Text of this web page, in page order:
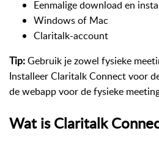
Eenmalige download en
Windows of Mac
Claritalk-account
Tip:Gebruik je zowel fysieke
Installeer Claritalk Connect voor
de webapp voor de fysieke
Wat is Claritalk